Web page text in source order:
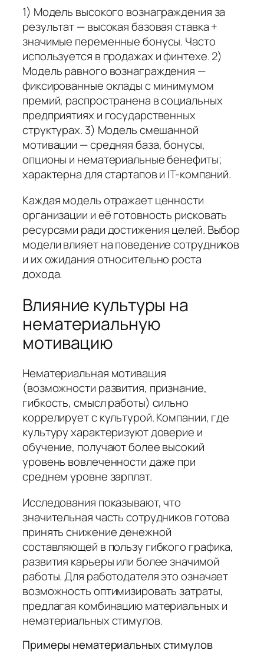
1) Модель высокого вознаграждения за
результат — высокая базовая ставка +
значимые переменные бонусы. Часто
используется в продажах и финтехе. 2)
Модель равного вознаграждения —
фиксированные оклады с минимумом
премий, распространена в социальных
предприятиях и государственных
структурах. 3) Модель смешанной
мотивации — средняя база, бонусы,
опционы и нематериальные бенефиты;
характерна для стартапов и IT-компаний.
Каждая модель отражает ценности
организации и её готовность рисковать
ресурсами ради достижения целей. Выбор
модели влияет на поведение сотрудников
и их ожидания относительно роста
дохода.
Влияние культуры на
нематериальную
мотивацию
Нематериальная мотивация
(возможности развития, признание,
гибкость, смысл работы) сильно
коррелирует с культурой. Компании, где
культуру характеризуют доверие и
обучение, получают более высокий
уровень вовлеченности даже при
среднем уровне зарплат.
Исследования показывают, что
значительная часть сотрудников готова
принять снижение денежной
составляющей в пользу гибкого графика,
развития карьеры или более значимой
работы. Для работодателя это означает
возможность оптимизировать затраты,
предлагая комбинацию материальных и
нематериальных стимулов.
Примеры нематериальных стимулов